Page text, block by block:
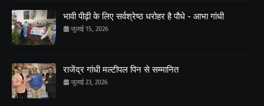
भावी पीढ़ी के लिए सर्वश्रेष्ठ धरोहर है पौधे - आभा गांधी
जुलाई 15, 2026
राजेंद्र गांधी मल्टीपल पिन से सम्मानित
जुलाई 23, 2026